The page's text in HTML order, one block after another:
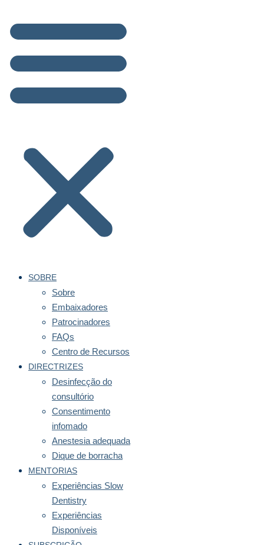
SOBRE
Sobre
Embaixadores
Patrocinadores
FAQs
Centro de Recursos
DIRECTRIZES
Desinfecção do
consultório
Consentimento
infomado
Anestesia adequada
Dique de borracha
MENTORIAS
Experiências Slow
Dentistry
Experiências
Disponíveis